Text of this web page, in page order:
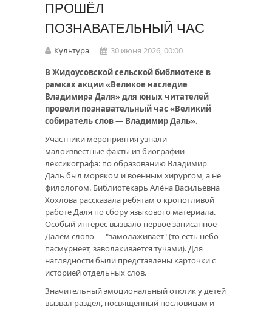
ПРОШЁЛ
ПОЗНАВАТЕЛЬНЫЙ ЧАС
Культура
30 июня 2026, 00:00
В Жидоусовской сельской библиотеке в
рамках акции «Великое наследие
Владимира Даля» для юных читателей
провели познавательный час «Великий
собиратель слов — Владимир Даль».
Участники мероприятия узнали
малоизвестные факты из биографии
лексикографа: по образованию Владимир
Даль был моряком и военным хирургом, а не
филологом. Библиотекарь Алёна Васильевна
Хохлова рассказала ребятам о кропотливой
работе Даля по сбору языкового материала.
Особый интерес вызвало первое записанное
Далем слово — "замолаживает" (то есть небо
пасмурнеет, заволакивается тучами). Для
наглядности были представлены карточки с
историей отдельных слов.
Значительный эмоциональный отклик у детей
вызвал раздел, посвящённый пословицам и